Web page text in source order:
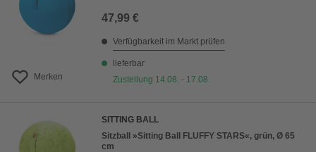
Merken
47,99 €
Verfügbarkeit im Markt prüfen
lieferbar
Zustellung 14.08. - 17.08.
SITTING BALL
Sitzball »Sitting Ball FLUFFY STARS«, grün, Ø 65
cm